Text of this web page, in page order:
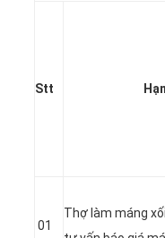
Stt
01
Thợ làm máng